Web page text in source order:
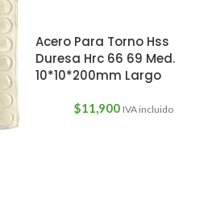
Acero Para Torno Hss
Duresa Hrc 66 69 Med.
10*10*200mm Largo
$11,900 IVA incluido